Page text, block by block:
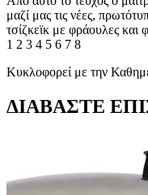
μαζί μας τις νέες,
τσίζκεϊκ με φράουλες και
1 2 3 4 5 6 7 8
Κυκλοφορεί με την
ΔΙΑΒΑΣΤΕ